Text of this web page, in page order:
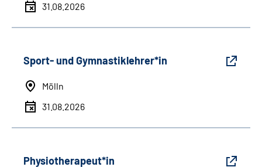
31.08.2026
Sport- und Gymnastiklehrer*in
Mölln
31.08.2026
Physiotherapeut*in